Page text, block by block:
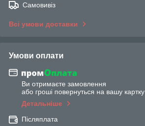
Самовивіз
Всі умови доставки
Умови оплати
Ви отримаєте замовлення
або гроші повернуться на вашу картку
Детальніше
Післяплата